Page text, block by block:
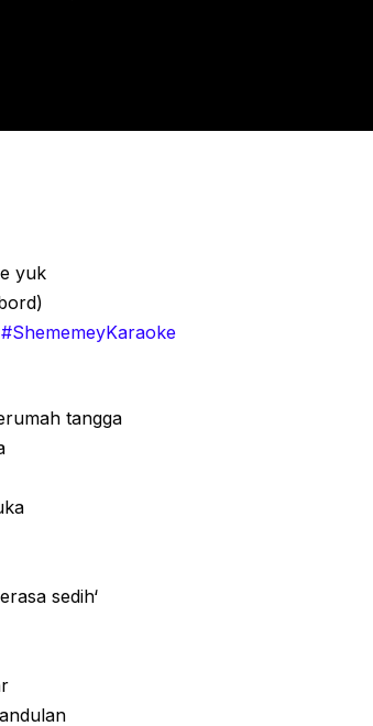
yuk
tangga
sedih‘